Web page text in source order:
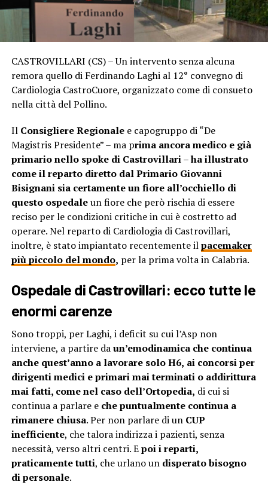
CASTROVILLARI (CS) – Un intervento senza alcuna
remora quello di Ferdinando Laghi al 12° convegno di
Cardiologia CastroCuore, organizzato come di consueto
nella città del Pollino.
Il Consigliere Regionalee capogruppo di “De
Magistris Presidente” – ma prima ancora medico e già
primario nello spoke di Castrovillari–ha illustrato
come il reparto diretto dal Primario Giovanni
Bisignani sia certamente un fiore all’occhiello di
questo ospedaleun fiore che però rischia di essere
reciso per le condizioni critiche in cui è costretto ad
operare. Nel reparto di Cardiologia di Castrovillari,
inoltre, è stato impiantato recentemente ilpacemaker
più piccolo del mondo, per la prima volta in Calabria.
Ospedale di Castrovillari: ecco tutte le
enormi carenze
Sono troppi, per Laghi, i deficit su cui l’Asp non
interviene, a partire daun’emodinamica che continua
anche quest’anno a lavorare solo H6, ai concorsi per
dirigenti medici e primari mai terminati o addirittura
mai fatti, come nel caso dell’Ortopedia, di cui si
continua a parlare e che puntualmente continua a
rimanere chiusa. Per non parlare di un CUP
inefficiente, che talora indirizza i pazienti, senza
necessità, verso altri centri. Epoi i reparti,
praticamente tutti, che urlano un disperato bisogno
di personale.